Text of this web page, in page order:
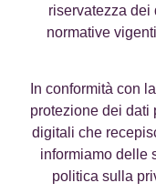
riservatezza dei
normative
In conformità con
protezione dei dati
digitali che
informiamo delle
politica sulla